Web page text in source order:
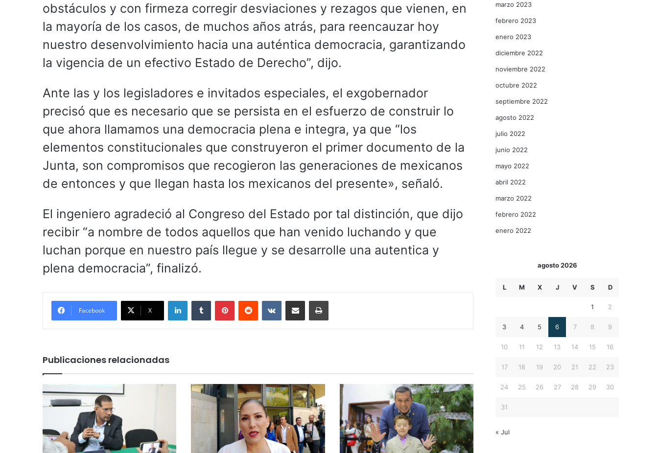
obstáculos y con firmeza corregir desviaciones y rezagos que vienen, en
la mayoría de los casos, de muchos años atrás, para reencauzar hoy
nuestro desenvolvimiento hacia una auténtica democracia, garantizando
la vigencia de un efectivo Estado de Derecho”, dijo.
Ante las y los legisladores e invitados especiales, el exgobernador
precisó que es necesario que se persista en el esfuerzo de construir lo
que ahora llamamos una democracia plena e integra, ya que “los
elementos constitucionales que construyeron el primer documento de la
Junta, son compromisos que recogieron las generaciones de mexicanos
de entonces y que llegan hasta los mexicanos del presente», señaló.
El ingeniero agradeció al Congreso del Estado por tal distinción, que dijo
recibir “a nombre de todos aquellos que han venido luchando y que
luchan porque en nuestro país llegue y se desarrolle una autentica y
plena democracia”, finalizó.
Facebook X
LinkedInTumblr PinterestReddit VKontakteCompartir por correo electrónicoImprimir
Publicaciones relacionadas
marzo 2023
febrero 2023
enero 2023
diciembre 2022
noviembre 2022
octubre 2022
septiembre 2022
agosto 2022
julio 2022
junio 2022
mayo 2022
abril 2022
marzo 2022
febrero 2022
enero 2022
agosto 2026
L M X J V S D
1 2
3 4 5 6 7 8 9
10 11 12 13 14 15 16
17 18 19 20 21 22 23
24 25 26 27 28 29 30
31
« Jul